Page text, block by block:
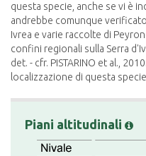
questa specie, anche se vi è
andrebbe comunque
Ivrea e varie raccolte di
confini regionali sulla Serra
det. - cfr. PISTARINO et al.,
localizzazione di questa
Piani altitudinali